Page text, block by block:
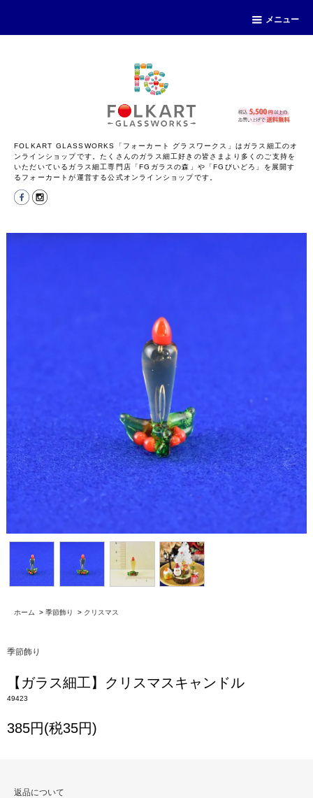
メニュー
FOLKART GLASSWORKS「フォーカート グラスワークス」はガラス細工のオ
ンラインショップです。たくさんのガラス細工好きの皆さまより多くのご支持を
いただいているガラス細工専門店「FGガラスの森」や「FGびいどろ」を展開す
るフォーカートが運営する公式オンラインショップです。
ホーム > 季節飾り > クリスマス
季節飾り
【ガラス細工】クリスマスキャンドル
49423
385円(税35円)
返品について